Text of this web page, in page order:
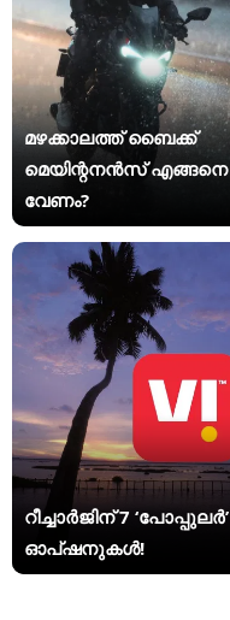
മഴക്കാലത്ത് ബൈക്ക്
മെയിന്റനൻസ് എങ്ങനെ
വേണം?
റീച്ചാർജിന് 7 ‘പോപ്പുലർ’
ഓപ്ഷനുകൾ!